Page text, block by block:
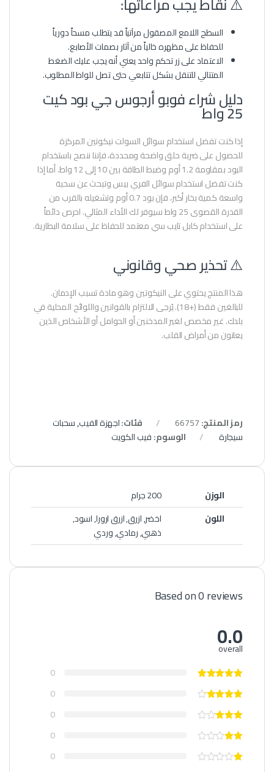
السطح اللامع المصقول مرآتياً قد يتطلب مسحاً دورياً
للحفاظ على مظهره خالياً من آثار بصمات الأصابع.
الاعتماد على زر تحكم واحد يعني أنه يجب عليك الضغط
المتتالي للتنقل بشكل تتابعي حتى تصل للواط المطلوب.
دليل شراء فوبو أرجوس جي بود كيت
25 واط
إذا كنت تفضل استخدام سوائل السولت نيكوتين المركزة
للحصول على ضربة حلق واضحة ومحددة، فإننا ننصح باستخدام
البود بمقاومة 1.2 أوم وضبط الطاقة بين 10 إلى 12 واط. أما إذا
كنت تفضل استخدام سوائل الفري بيس وتبحث عن سحبة
واسعة كمية بخار أكبر، فإن بود 0.7 أوم وتشغيله بالقرب من
القدرة القصوى 25 واط سيوفر لك الأداء المثالي. احرص دائماً
على استخدام كابل تايب سي معتمد للحفاظ على سلامة البطارية.
⚠️ تحذير صحي وقانوني
هذا المنتج يحتوي على النيكوتين وهو مادة تسبب الإدمان.
للبالغين فقط (+18). يُرجى الالتزام بالقوانين واللوائح المحلية في
بلدك. غير مخصص لغير المدخنين أو الحوامل أو الأشخاص الذين
يعانون من أمراض القلب.
رمز المنتج:66757 فئات:اجهزة الفيب,سحبات
سيجارة
الوسوم:فيب الكويت
الوزن
200 جرام
اللون
اخضر, ازرق, ازرق ارورا, اسود,
ذهبي, رمادي, وردي
Based on 0 reviews
0.0
overall
0
0
0
0
0